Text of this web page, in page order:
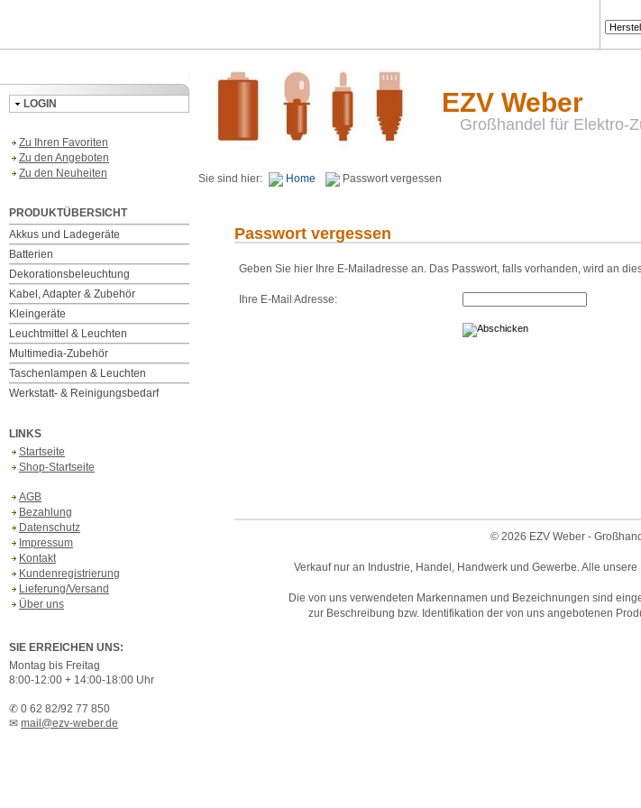
LOGIN
Zu Ihren Favoriten
Zu den Angeboten
Zu den Neuheiten
PRODUKTÜBERSICHT
Akkus und Ladegeräte
Batterien
Dekorationsbeleuchtung
Kabel, Adapter & Zubehör
Kleingeräte
Leuchtmittel & Leuchten
Multimedia-Zubehör
Taschenlampen & Leuchten
Werkstatt- & Reinigungsbedarf
LINKS
Startseite
Shop-Startseite
AGB
Bezahlung
Datenschutz
Impressum
Kontakt
Kundenregistrierung
Lieferung/Versand
Über uns
SIE ERREICHEN UNS:
Montag bis Freitag
8:00-12:00 + 14:00-18:00 Uhr
✆ 0 62 82/92 77 850
✉ mail@ezv-weber.de
EZV Weber
Großhandel für Elektro-
Sie sind hier: Home Passwort vergessen
Passwort vergessen
Geben Sie hier Ihre E-Mailadresse an. Das Passwort, falls vorhanden, wird an
Ihre E-Mail Adresse:
© 2026 EZV Weber -
Verkauf nur an Industrie, Handel, Handwerk und Gewerbe. Alle
Die von uns verwendeten Markennamen und Bezeichnungen sind
zur Beschreibung bzw. Identifikation der von uns angebotenen